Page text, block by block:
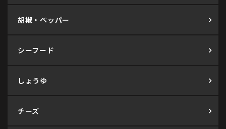
胡椒・ペッパー
シーフード
しょうゆ
チーズ